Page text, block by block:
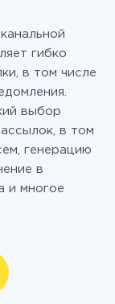
гибко
в том числе
выбор
в том
генерацию
в
и многое